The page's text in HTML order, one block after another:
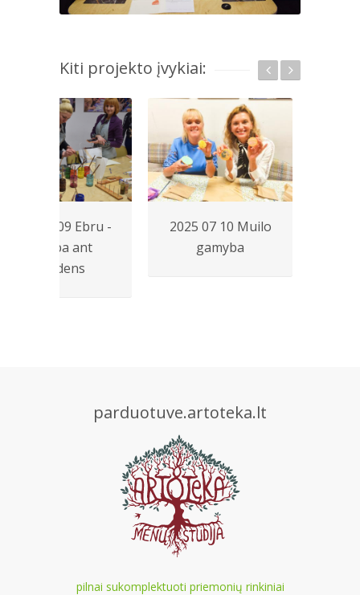
Kiti projekto įvykiai:
2023 03 09 Ebru -
tapyba ant
vandens
2025 07 10 Muilo
gamyba
parduotuve.artoteka.lt
pilnai sukomplektuoti priemonių rinkiniai